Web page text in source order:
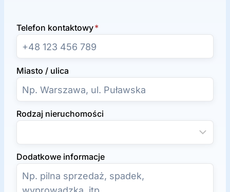
Telefon kontaktowy*
Miasto / ulica
Rodzaj nieruchomości
Dodatkowe informacje